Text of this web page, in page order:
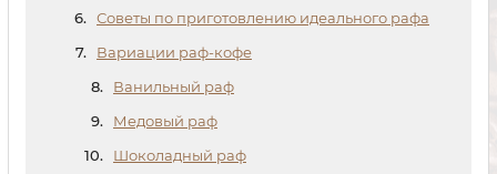
Советы по приготовлению идеального рафа
Вариации раф-кофе
Ванильный раф
Медовый раф
Шоколадный раф